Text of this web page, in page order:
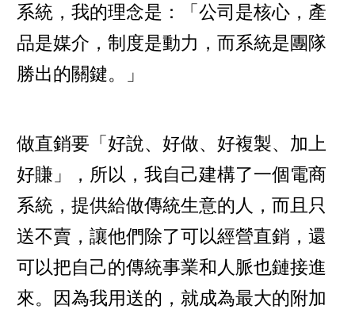
系統，我的理念是：「公司是核心，產
品是媒介，制度是動力，而系統是團隊
勝出的關鍵。」
做直銷要「好說、好做、好複製、加上
好賺」，所以，我自己建構了一個電商
系統，提供給做傳統生意的人，而且只
送不賣，讓他們除了可以經營直銷，還
可以把自己的傳統事業和人脈也鏈接進
來。因為我用送的，就成為最大的附加